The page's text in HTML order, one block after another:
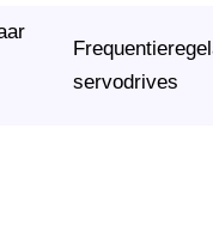
servodrives